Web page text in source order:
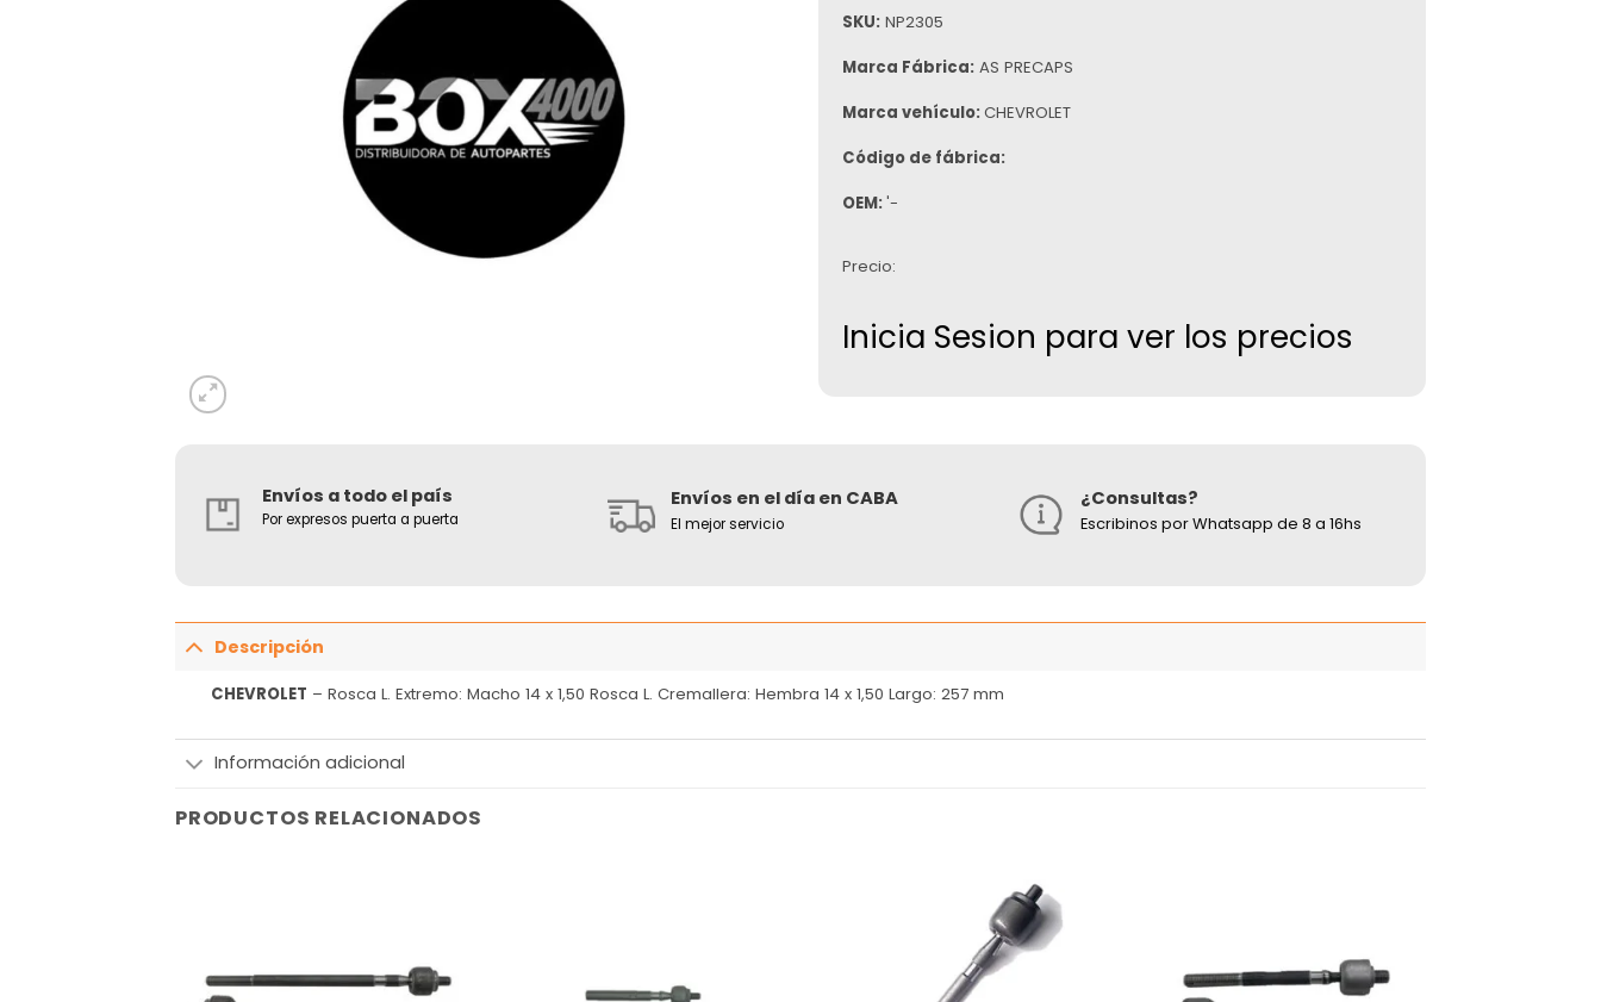
SKU: NP2305
Marca Fábrica: AS PRECAPS
Marca vehículo: CHEVROLET
Código de fábrica:
OEM: '-
Precio:
Inicia Sesion para ver los precios
Envíos a todo el país
Por expresos puerta a puerta
Envíos en el día en CABA
El mejor servicio
¿Consultas?
Escribinos por Whatsapp de 8 a 16hs
Descripción
CHEVROLET – Rosca L. Extremo: Macho 14 x 1,50 Rosca L. Cremallera: Hembra 14 x 1,50 Largo: 257 mm
Información adicional
PRODUCTOS RELACIONADOS
deseos
Añadir
a la
deseos